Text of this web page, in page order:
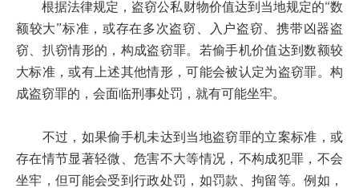
根据法律规定，盗窃公私财物价值达到当地规定的“数
额较大”标准，或存在多次盗窃、入户盗窃、携带凶器盗
窃、扒窃情形的，构成盗窃罪。若偷手机价值达到数额较
大标准，或有上述其他情形，可能会被认定为盗窃罪。构
成盗窃罪的，会面临刑事处罚，就有可能坐牢。
不过，如果偷手机未达到当地盗窃罪的立案标准，或
存在情节显著轻微、危害不大等情况，不构成犯罪，不会
坐牢，但可能会受到行政处罚，如罚款、拘留等。例如，